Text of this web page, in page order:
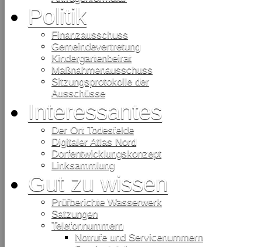
Politik
Finanzausschuss
Gemeindevertretung
Kindergartenbeirat
Maßnahmenausschuss
Sitzungsprotokolle der
Ausschüsse
Interessantes
Der Ort Todesfelde
Digitaler Atlas Nord
Dorfentwicklungskonzept
Linksammlung
Gut zu wissen
Prüfberichte Wasserwerk
Satzungen
Telefonnummern
Notrufe und Servicenummern